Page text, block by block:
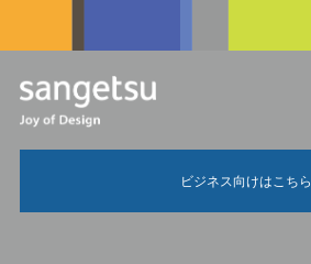
ビジネス向けはこちら